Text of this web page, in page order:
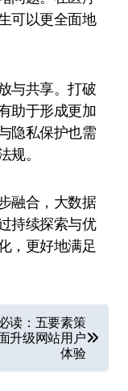
可以更全面地
与共享。打破
助于形成更加
隐私保护也需
规。
融合，大数据
持续探索与优
，更好地满足
读：五要素策
升级网站用户
体验